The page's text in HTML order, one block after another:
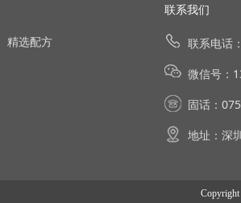
精选配方
联系我们
联系电话
微信号：
固话：
地址：深